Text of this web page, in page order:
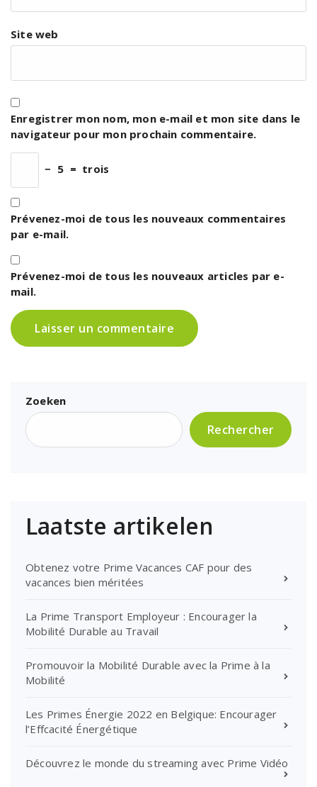
Site web
Enregistrer mon nom, mon e-mail et mon site dans le
navigateur pour mon prochain commentaire.
− 5 = trois
Prévenez-moi de tous les nouveaux commentaires
par e-mail.
Prévenez-moi de tous les nouveaux articles par e-
mail.
Zoeken
Rechercher
Laatste artikelen
Obtenez votre Prime Vacances CAF pour des
vacances bien méritées
La Prime Transport Employeur : Encourager la
Mobilité Durable au Travail
Promouvoir la Mobilité Durable avec la Prime à la
Mobilité
Les Primes Énergie 2022 en Belgique: Encourager
l’Effcacité Énergétique
Découvrez le monde du streaming avec Prime Vidéo